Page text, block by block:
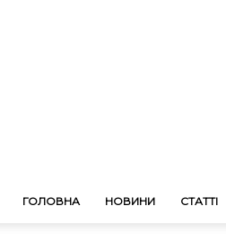
ГОЛОВНА НОВИНИ СТАТТІ